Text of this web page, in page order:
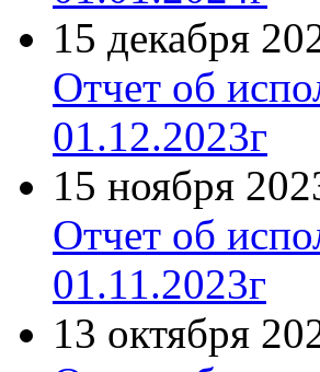
15 декабря
Отчет об
01.12.2023г
15 ноября
Отчет об
01.11.2023г
13 октября